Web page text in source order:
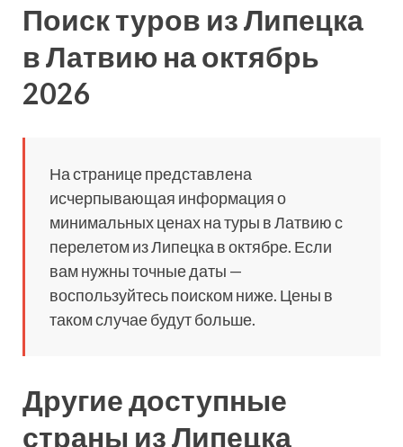
Поиск туров из Липецка
в Латвию на октябрь
2026
На странице представлена
исчерпывающая информация о
минимальных ценах на туры в Латвию с
перелетом из Липецка в октябре. Если
вам нужны точные даты —
воспользуйтесь поиском ниже. Цены в
таком случае будут больше.
Другие доступные
страны из Липецка